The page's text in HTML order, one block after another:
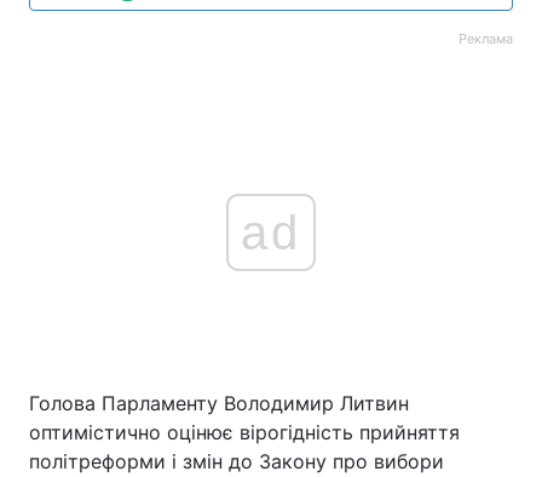
Реклама
ad
Голова Парламенту Володимир Литвин
оптимістично оцінює вірогідність прийняття
політреформи і змін до Закону про вибори